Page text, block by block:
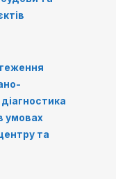
умовах
та